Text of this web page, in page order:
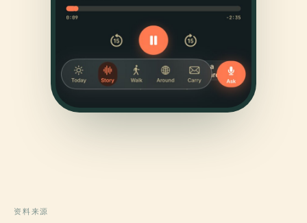
资料来源